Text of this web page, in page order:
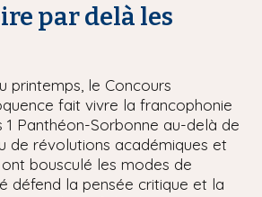
par delà les
printemps, le Concours
fait vivre la francophonie
1 Panthéon-Sorbonne au-delà de
de révolutions académiques et
bousculé les modes de
défend la pensée critique et la